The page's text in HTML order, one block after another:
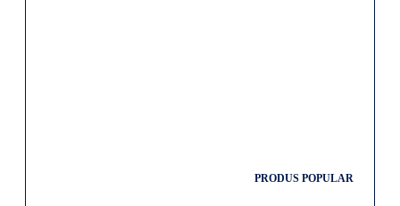
PRODUS POPULAR